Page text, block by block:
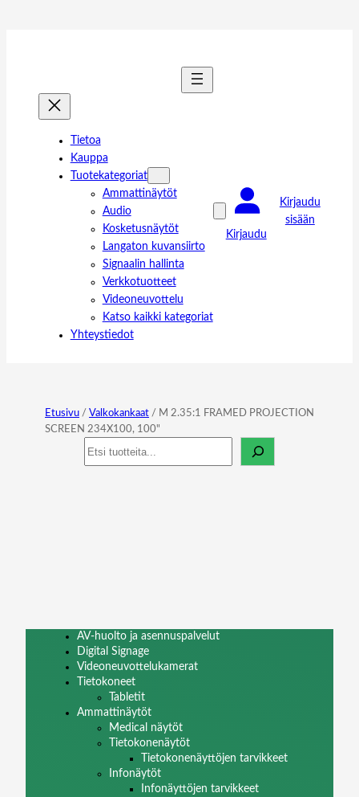
Tietoa
Kauppa
Tuotekategoriat
Ammattinäytöt
Audio
Kosketusnäytöt
Langaton kuvansiirto
Signaalin hallinta
Verkkotuotteet
Videoneuvottelu
Katso kaikki kategoriat
Yhteystiedot
Kirjaudu
Kirjaudu
sisään
Etusivu / Valkokankaat / M 2.35:1 FRAMED PROJECTION
SCREEN 234X100, 100"
Haku
AV-huolto ja asennuspalvelut
Digital Signage
Videoneuvottelukamerat
Tietokoneet
Tabletit
Ammattinäytöt
Medical näytöt
Tietokonenäytöt
Tietokonenäyttöjen tarvikkeet
Infonäytöt
Infonäyttöjen tarvikkeet